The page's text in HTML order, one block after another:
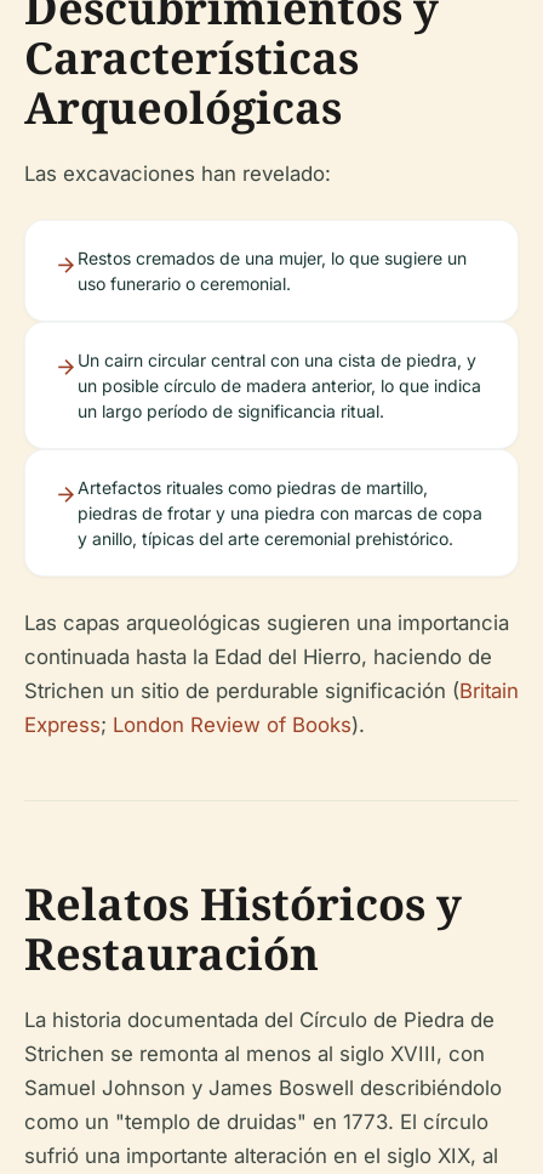
Características
Arqueológicas
Las excavaciones han revelado:
Restos cremados de una mujer, lo que sugiere un
uso funerario o ceremonial.
Un cairn circular central con una cista de piedra, y
un posible círculo de madera anterior, lo que indica
un largo período de significancia ritual.
Artefactos rituales como piedras de martillo,
piedras de frotar y una piedra con marcas de copa
y anillo, típicas del arte ceremonial prehistórico.
Las capas arqueológicas sugieren una importancia
continuada hasta la Edad del Hierro, haciendo de
Strichen un sitio de perdurable significación (Britain
Express; London Review of Books).
Relatos Históricos y
Restauración
La historia documentada del Círculo de Piedra de
Strichen se remonta al menos al siglo XVIII, con
Samuel Johnson y James Boswell describiéndolo
como un "templo de druidas" en 1773. El círculo
sufrió una importante alteración en el siglo XIX, al